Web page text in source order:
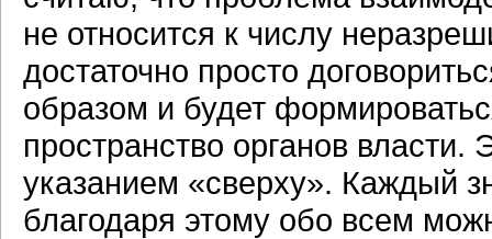
не относится к числу
достаточно просто
образом и будет
пространство органов
указанием «сверху». Каждый
благодаря этому обо всем